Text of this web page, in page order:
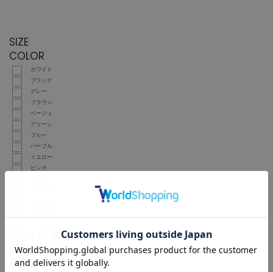
SIZE
COLOR
ホワイト
ブラック
グレー
ブラウン
ベージュ
グリーン
ブルー
パープル
イエロー
ピンク
こだわり検索
販売タイプ
価格タイプ